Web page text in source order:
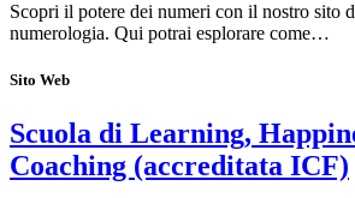
Scopri il potere dei numeri con il nostro sito
numerologia. Qui potrai esplorare come…
Sito Web
Scuola di Learning,
Coaching (accreditata ICF)